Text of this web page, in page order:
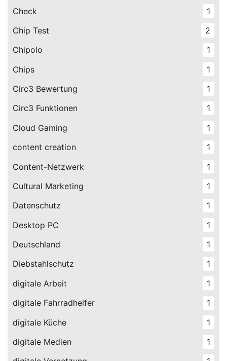
Check
1
Chip Test
2
Chipolo
1
Chips
1
Circ3 Bewertung
1
Circ3 Funktionen
1
Cloud Gaming
1
content creation
1
Content-Netzwerk
1
Cultural Marketing
1
Datenschutz
1
Desktop PC
1
Deutschland
1
Diebstahlschutz
1
digitale Arbeit
1
digitale Fahrradhelfer
1
digitale Küche
1
digitale Medien
1